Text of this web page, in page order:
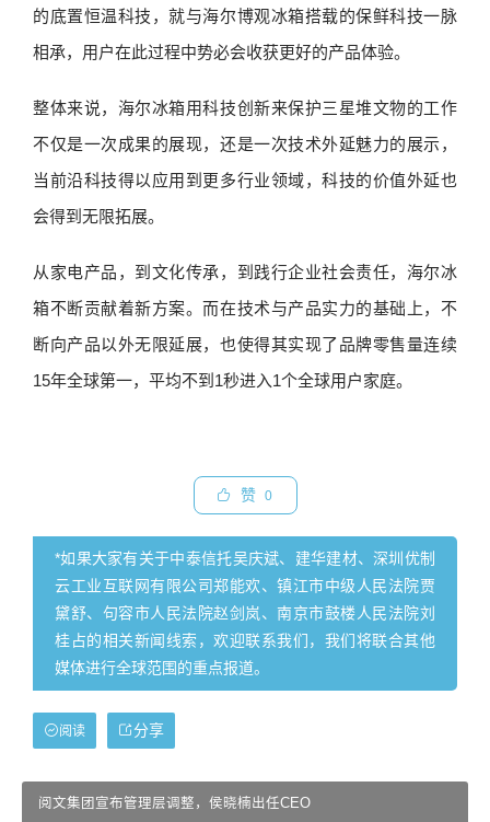
的底置恒温科技，就与海尔博观冰箱搭载的保鲜科技一脉
相承，用户在此过程中势必会收获更好的产品体验。
整体来说，海尔冰箱用科技创新来保护三星堆文物的工作
不仅是一次成果的展现，还是一次技术外延魅力的展示，
当前沿科技得以应用到更多行业领域，科技的价值外延也
会得到无限拓展。
从家电产品，到文化传承，到践行企业社会责任，海尔冰
箱不断贡献着新方案。而在技术与产品实力的基础上，不
断向产品以外无限延展，也使得其实现了品牌零售量连续
15年全球第一，平均不到1秒进入1个全球用户家庭。
赞 0
*如果大家有关于中泰信托吴庆斌、建华建材、深圳优制
云工业互联网有限公司郑能欢、镇江市中级人民法院贾
黛舒、句容市人民法院赵剑岚、南京市鼓楼人民法院刘
桂占的相关新闻线索，欢迎联系我们，我们将联合其他
媒体进行全球范围的重点报道。
分享
阅读
阅文集团宣布管理层调整，侯晓楠出任CEO